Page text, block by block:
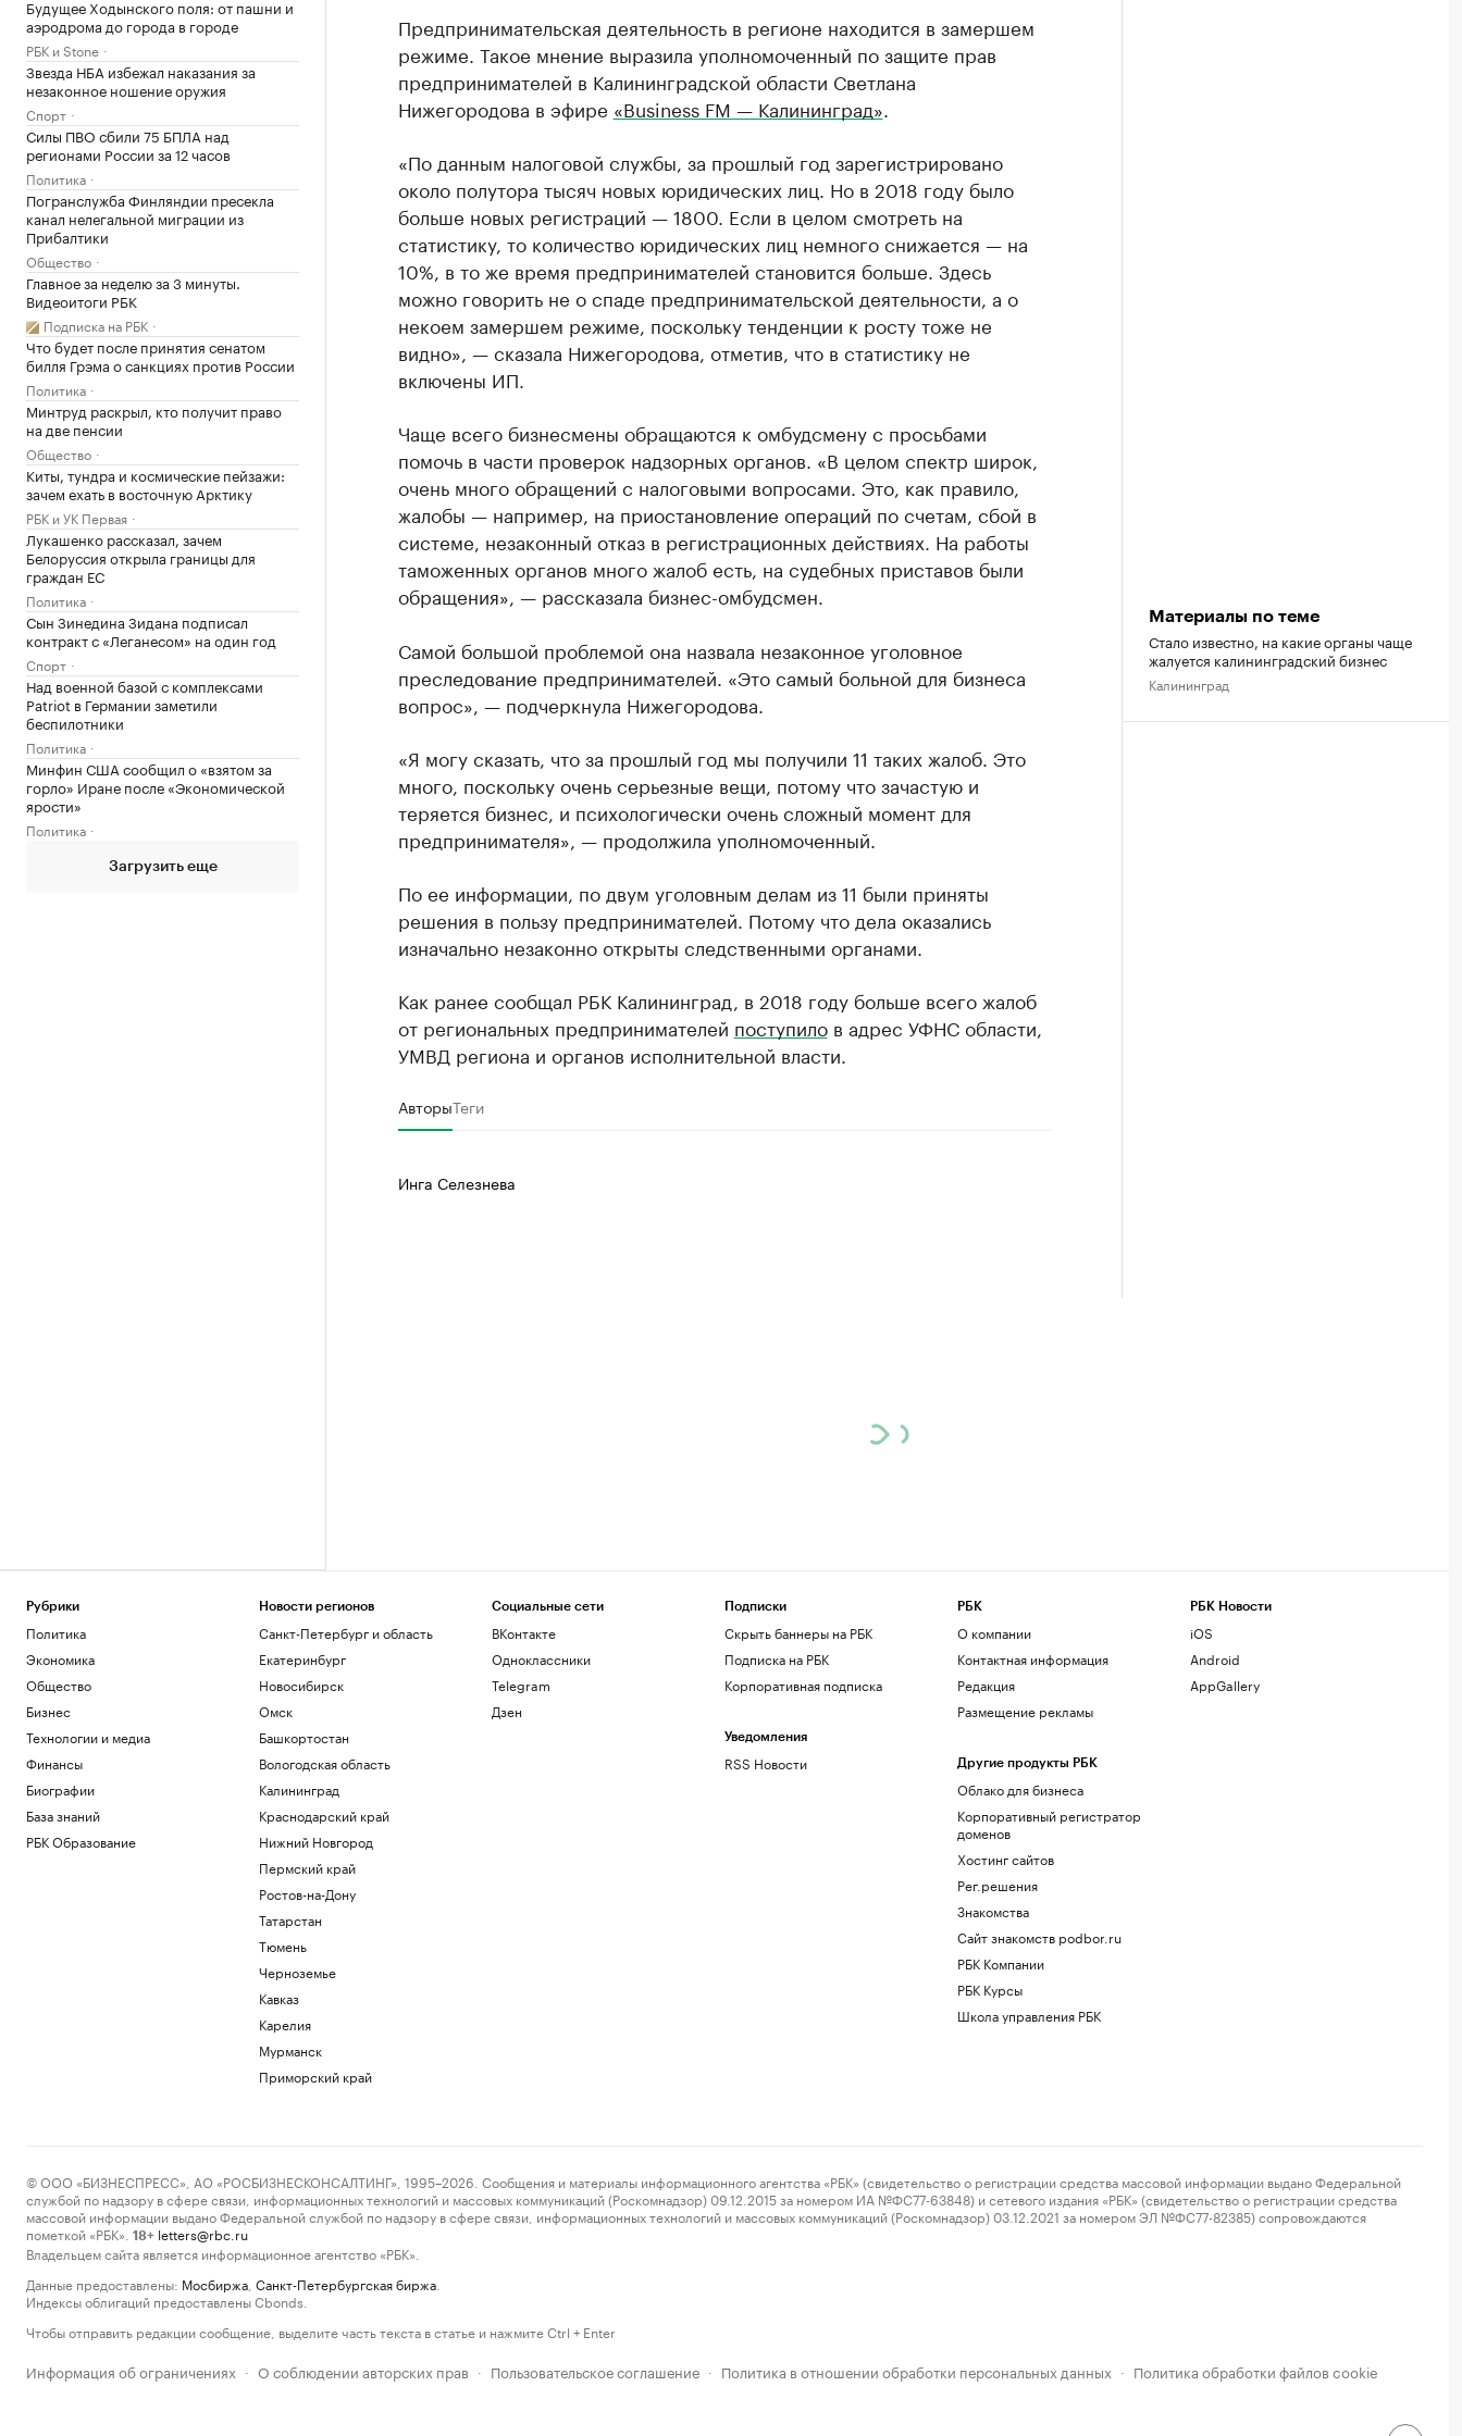
Будущее Ходынского поля: от пашни и
аэродрома до города в городе
РБК и Stone
Звезда НБА избежал наказания за
незаконное ношение оружия
Спорт
Силы ПВО сбили 75 БПЛА над
регионами России за 12 часов
Политика
Погранслужба Финляндии пресекла
канал нелегальной миграции из
Прибалтики
Общество
Главное за неделю за 3 минуты.
Видеоитоги РБК
Подписка на РБК
Что будет после принятия сенатом
билля Грэма о санкциях против России
Политика
Минтруд раскрыл, кто получит право
на две пенсии
Общество
Киты, тундра и космические пейзажи:
зачем ехать в восточную Арктику
РБК и УК Первая
Лукашенко рассказал, зачем
Белоруссия открыла границы для
граждан ЕС
Политика
Сын Зинедина Зидана подписал
контракт с «Леганесом» на один год
Спорт
Над военной базой с комплексами
Patriot в Германии заметили
беспилотники
Политика
Минфин США сообщил о «взятом за
горло» Иране после «Экономической
ярости»
Политика
Загрузить еще
Предпринимательская деятельность в регионе находится в замершем
режиме. Такое мнение выразила уполномоченный по защите прав
предпринимателей в Калининградской области Светлана
Нижегородова в эфире «Business FM — Калининград»
«По данным налоговой службы, за прошлый год зарегистрировано
около полутора тысяч новых юридических лиц. Но в 2018 году было
больше новых регистраций — 1800. Если в целом смотреть на
статистику, то количество юридических лиц немного снижается — на
10%, в то же время предпринимателей становится больше. Здесь
можно говорить не о спаде предпринимательской деятельности, а о
некоем замершем режиме, поскольку тенденции к росту тоже не
видно», — сказала Нижегородова, отметив, что в статистику не
включены ИП.
Чаще всего бизнесмены обращаются к омбудсмену с просьбами
помочь в части проверок надзорных органов. «В целом спектр широк,
очень много обращений с налоговыми вопросами. Это, как правило,
жалобы — например, на приостановление операций по счетам, сбой в
системе, незаконный отказ в регистрационных действиях. На работы
таможенных органов много жалоб есть, на судебных приставов были
обращения», — рассказала бизнес-омбудсмен.
Самой большой проблемой она назвала незаконное уголовное
преследование предпринимателей. «Это самый больной для бизнеса
вопрос», — подчеркнула Нижегородова.
«Я могу сказать, что за прошлый год мы получили 11 таких жалоб. Это
много, поскольку очень серьезные вещи, потому что зачастую и
теряется бизнес, и психологически очень сложный момент для
предпринимателя», — продолжила уполномоченный.
По ее информации, по двум уголовным делам из 11 были приняты
решения в пользу предпринимателей. Потому что дела оказались
изначально незаконно открыты следственными органами.
Как ранее сообщал РБК Калининград, в 2018 году больше всего жалоб
от региональных предпринимателей поступилов адрес УФНС области,
УМВД региона и органов исполнительной власти.
АвторыТеги
Инга Селезнева
Материалы по теме
Стало известно, на какие органы чаще
жалуется калининградский бизнес
Калининград
Рубрики
Политика
Экономика
Общество
Бизнес
Технологии и медиа
Финансы
Биографии
База знаний
РБК Образование
Новости регионов
Санкт-Петербург и область
Екатеринбург
Новосибирск
Омск
Башкортостан
Вологодская область
Калининград
Краснодарский край
Нижний Новгород
Пермский край
Ростов-на-Дону
Татарстан
Тюмень
Черноземье
Кавказ
Карелия
Мурманск
Приморский край
Социальные сети
ВКонтакте
Одноклассники
Telegram
Дзен
Подписки
Скрыть баннеры на РБК
Подписка на РБК
Корпоративная подписка
Уведомления
RSS Новости
РБК
О компании
Контактная информация
Редакция
Размещение рекламы
Другие продукты РБК
Облако для бизнеса
Корпоративный регистратор
доменов
Хостинг сайтов
Рег.решения
Знакомства
Сайт знакомств podbor.ru
РБК Компании
РБК Курсы
Школа управления РБК
РБК Новости
iOS
Android
AppGallery
© ООО «БИЗНЕСПРЕСС», АО «РОСБИЗНЕСКОНСАЛТИНГ», 1995–2026. Сообщения и материалы информационного агентства «РБК» (свидетельство о регистрации средства массовой информации выдано Федеральной
службой по надзору в сфере связи, информационных технологий и массовых коммуникаций (Роскомнадзор) 09.12.2015 за номером ИА №ФС77-63848) и сетевого издания «РБК» (свидетельство о регистрации средства
массовой информации выдано Федеральной службой по надзору в сфере связи, информационных технологий и массовых коммуникаций (Роскомнадзор) 03.12.2021 за номером ЭЛ №ФС77-82385) сопровождаются
пометкой «РБК».
18+ letters@rbc.ru
Владельцем сайта является информационное агентство «РБК».
Данные предоставлены: Мосбиржа Санкт-Петербургская биржа
Индексы облигаций предоставлены Cbonds.
Чтобы отправить редакции сообщение, выделите часть текста в статье и нажмите Ctrl + Enter
Информация об ограничениях · О соблюдении авторских прав · Пользовательское соглашение · Политика в отношении обработки персональных данных · Политика обработки файлов cookie